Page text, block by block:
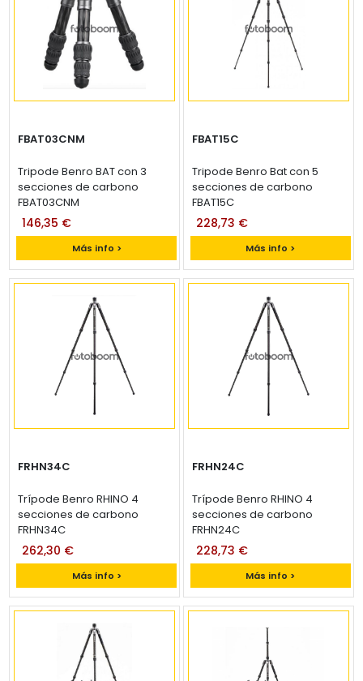
FBAT03CNM
Tripode Benro BAT con 3
secciones de carbono
FBAT03CNM
Más info >
146,35 €
FBAT15C
Tripode Benro Bat con 5
secciones de carbono
FBAT15C
Más info >
228,73 €
FRHN34C
Trípode Benro RHINO 4
secciones de carbono
FRHN34C
Más info >
262,30 €
FRHN24C
Trípode Benro RHINO 4
secciones de carbono
FRHN24C
Más info >
228,73 €